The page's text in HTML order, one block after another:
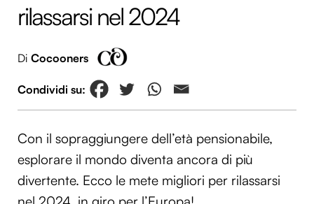
rilassarsi nel 2024
Di Cocooners
Con il sopraggiungere dell’età pensionabile,
esplorare il mondo diventa ancora di più
divertente. Ecco le mete migliori per rilassarsi